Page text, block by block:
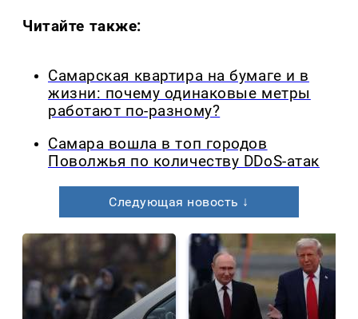
Читайте также:
Самарская квартира на бумаге и в
жизни: почему одинаковые метры
работают по-разному?
Самара вошла в топ городов
Поволжья по количеству DDoS-атак
Следующая новость ↓